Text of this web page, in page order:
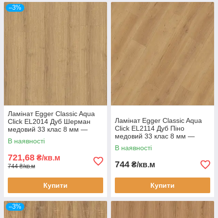
–3%
Ламінат Egger Classic Aqua
Click EL2014 Дуб Шерман
медовий 33 клас 8 мм —
вологостійкий ламінат 24
години, фаска 4V
В наявності
721,68 ₴/кв.м
744 ₴/кв.м
Купити
Ламінат Egger Classic Aqua
Click EL2114 Дуб Піно
медовий 33 клас 8 мм —
вологостійкий ламінат 24
години, фаска 4V
В наявності
744 ₴/кв.м
Купити
–3%